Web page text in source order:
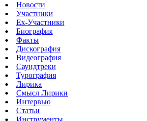
Новости
Участники
Ex-Участники
Биография
Факты
Дискография
Видеография
Саундтреки
Турография
Лирика
Смысл Лирики
Интервью
Статьи